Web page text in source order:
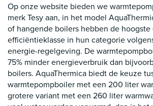
Op onze website bieden we
merk Tesy aan, in het model
of hangende boilers hebben de
efficiëntieklasse in hun categorie
energie-regelgeving. De
75% minder energieverbruik dan
boilers. AquaThermica biedt de keuze
warmtepompboiler met een 200 liter
grotere variant met een 260 liter